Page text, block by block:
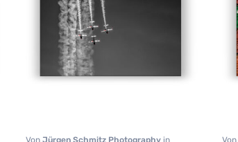
Von Jürgen Schmitz Photography in
Von